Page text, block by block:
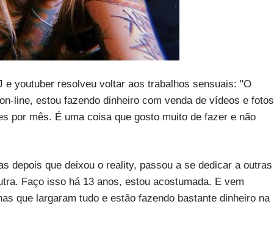
e youtuber resolveu voltar aos trabalhos sensuais: "O
line, estou fazendo dinheiro com venda de vídeos e fotos
por mês. É uma coisa que gosto muito de fazer e não
depois que deixou o reality, passou a se dedicar a outras
Faço isso há 13 anos, estou acostumada. E vem
que largaram tudo e estão fazendo bastante dinheiro na